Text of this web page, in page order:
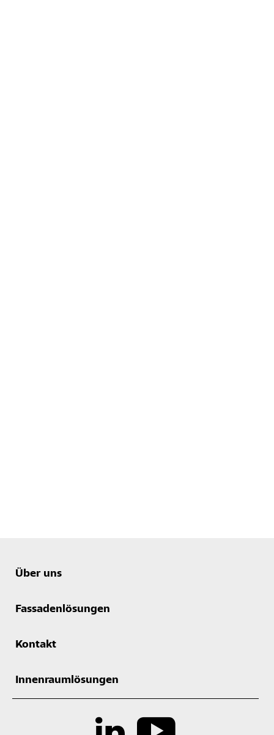
Über uns
Fassadenlösungen
Kontakt
Innenraumlösungen